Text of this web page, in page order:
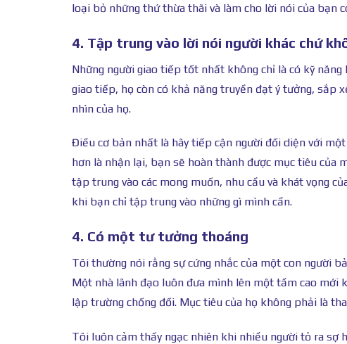
loại bỏ những thứ thừa thãi và làm cho lời nói của bạn
4. Tập trung vào lời nói người khác chứ
Những người giao tiếp tốt nhất không chỉ là có kỹ
giao tiếp, họ còn có khả năng truyền đạt ý tưởng, sắp
nhìn của họ.
Điều cơ bản nhất là hãy tiếp cận người đối diện với
hơn là nhận lại, bạn sẽ hoàn thành được mục tiêu của
tập trung vào các mong muốn, nhu cầu và khát vọng
khi bạn chỉ tập trung vào những gì mình cần.
4. Có một tư tưởng thoáng
Tôi thường nói rằng sự cứng nhắc của một con người
Một nhà lãnh đạo luôn đưa mình lên một tầm cao
lập trường chống đối. Mục tiêu của họ không phải là
Tôi luôn cảm thấy ngạc nhiên khi nhiều người tỏ ra sợ